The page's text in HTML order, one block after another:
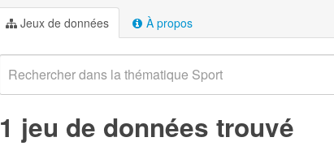
Jeux de données À propos
1 jeu de données trouvé